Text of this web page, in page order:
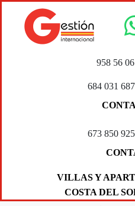
958 56
684 031 687
673 850 925
VILLAS Y
COSTA DEL